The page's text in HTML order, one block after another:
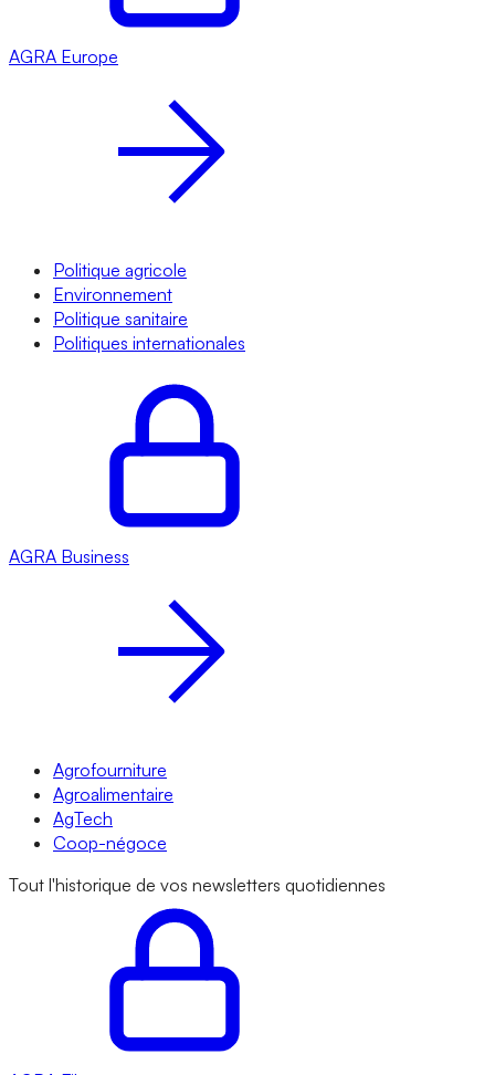
AGRA Europe
Politique agricole
Environnement
Politique sanitaire
Politiques internationales
AGRA Business
Agrofourniture
Agroalimentaire
AgTech
Coop-négoce
Tout l'historique de vos newsletters quotidiennes